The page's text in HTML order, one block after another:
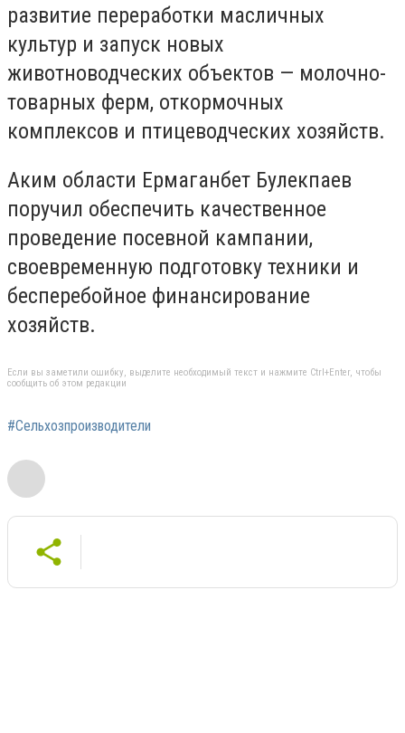
развитие переработки масличных
культур и запуск новых
животноводческих объектов — молочно-
товарных ферм, откормочных
комплексов и птицеводческих хозяйств.
Аким области Ермаганбет Булекпаев
поручил обеспечить качественное
проведение посевной кампании,
своевременную подготовку техники и
бесперебойное финансирование
хозяйств.
Если вы заметили ошибку, выделите необходимый текст и нажмите Ctrl+Enter, чтобы
сообщить об этом редакции
#Сельхозпроизводители